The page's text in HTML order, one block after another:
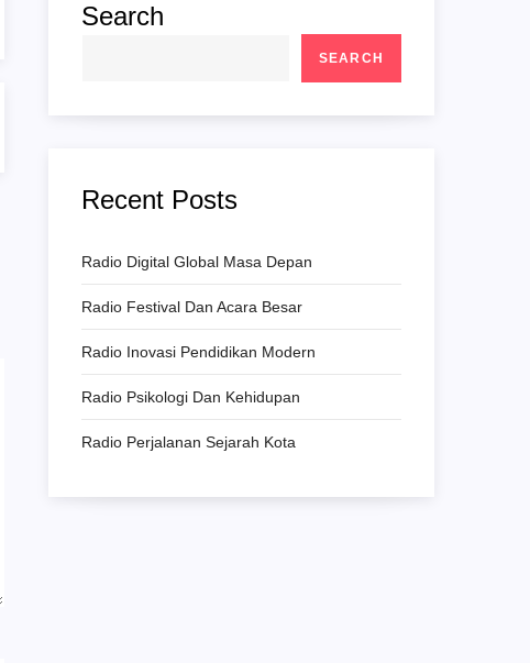
Search
SEARCH
Recent Posts
Radio Digital Global Masa Depan
Radio Festival Dan Acara Besar
Radio Inovasi Pendidikan Modern
Radio Psikologi Dan Kehidupan
Radio Perjalanan Sejarah Kota